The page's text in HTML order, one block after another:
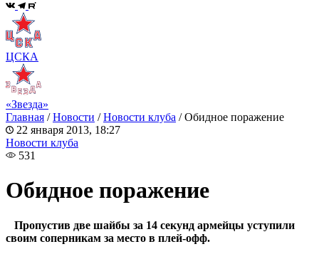
ЦСКА
«Звезда»
Главная /Новости /Новости клуба /Обидное поражение
22 января 2013, 18:27
Новости клуба
531
Обидное поражение
Пропустив две шайбы за 14 секунд армейцы уступили
своим соперникам за место в плей-офф.